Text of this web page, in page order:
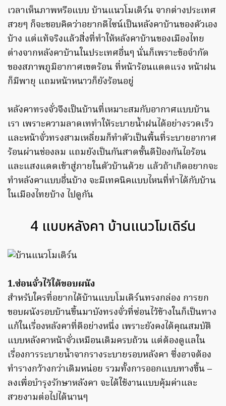
เวลาเห็นภาพหรือแบบ บ้านแนวโมเดิร์น จากต่างประเทศ
สวยๆ ก็จะชอบคิดว่าอยากดีไซน์เป็นหลังคาบ้านของตัวเอง
บ้าง แต่แท้จริงแล้วสิ่งที่ทำให้หลังคาบ้านของเมืองไทย
ต่างจากหลังคาบ้านในประเทศอื่นๆ นั่นก็เพราะข้อจำกัด
ของสภาพภูมิอากาศเขตร้อน ที่หน้าร้อนแดดแรง หน้าฝน
ก็มีพายุ แถมหน้าหนาวก็ยังร้อนอยู่
หลังคาทรงจั่วจึงเป็นบ้านที่เหมาะสมกับอากาศแบบบ้าน
เรา เพราะความลาดเททำให้ระบายน้ำฝนได้อย่างรวดเร็ว
และหน้าจั่วทรงสามเหลี่ยมก็ทำตัวเป็นพื้นที่ระบายอากาศ
ร้อนผ่านช่องลม แถมยังเป็นกันสาดชั้นดีป้องกันไอร้อน
และแสงแดดเข้าสู่ภายในตัวบ้านด้วย แล้วถ้าเกิดอยากจะ
ทำหลังคาแบบอื่นบ้าง จะมีเทคนิคแบบไหนที่ทำได้กับบ้าน
ในเมืองไทยบ้าง ไปดูกัน
4 แบบหลังคา บ้านแนวโมเดิร์น
1.ซ่อนจั่วไว้ใต้ขอบผนัง
สำหรับใครที่อยากได้บ้านแบบโมเดิร์นทรงกล่อง การยก
ขอบผนังรอบบ้านขึ้นมาบังทรงจั่วที่ซ่อนไว้ข้างในก็เป็นทาง
แก้ในเรื่องหลังคาที่ดีอย่างหนึ่ง เพราะยังคงได้คุณสมบัติ
แบบหลังคาหน้าจั่วเหมือนเดิมครบถ้วน แต่ต้องดูแลใน
เรื่องการระบายน้ำจากรางระบายรอบหลังคา ซึ่งอาจต้อง
ทำรางกว้างกว่าเดิมหน่อย รวมทั้งการออกแบบทางขึ้น –
ลงเพื่อบำรุงรักษาหลังคา จะได้ใช้งานแบบคุ้มค่าและ
สวยงามต่อไปได้นานๆ